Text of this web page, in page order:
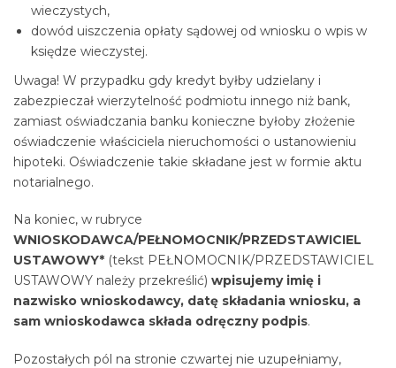
wieczystych,
dowód uiszczenia opłaty sądowej od wniosku o wpis w
księdze wieczystej.
Uwaga! W przypadku gdy kredyt byłby udzielany i
zabezpieczał wierzytelność podmiotu innego niż bank,
zamiast oświadczania banku konieczne byłoby złożenie
oświadczenie właściciela nieruchomości o ustanowieniu
hipoteki. Oświadczenie takie składane jest w formie aktu
notarialnego.
Na koniec, w rubryce
WNIOSKODAWCA/PEŁNOMOCNIK/PRZEDSTAWICIEL
USTAWOWY* (tekst PEŁNOMOCNIK/PRZEDSTAWICIEL
USTAWOWY należy przekreślić) wpisujemy imię i
nazwisko wnioskodawcy, datę składania wniosku, a
sam wnioskodawca składa odręczny podpis.
Pozostałych pól na stronie czwartej nie uzupełniamy,